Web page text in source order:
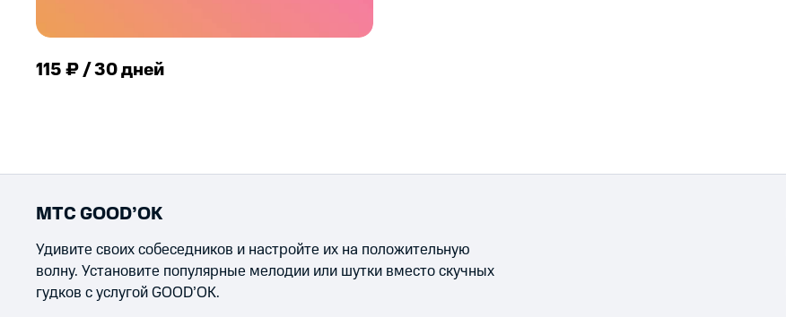
115 ₽ / 30 дней
МТС GOOD’OK
Удивите своих собеседников и настройте их на положительную
волну. Установите популярные мелодии или шутки вместо скучных
гудков с услугой GOOD’OK.